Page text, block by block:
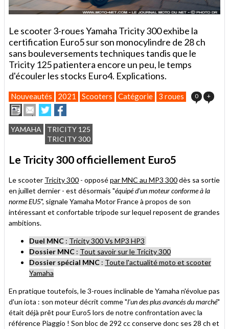
Le scooter 3-roues Yamaha Tricity 300 exhibe la
certification Euro5 sur son monocylindre de 28 ch
sans bouleversements techniques tandis que le
Tricity 125 patientera encore un peu, le temps
d'écouler les stocks Euro4. Explications.
Nouveautés 2021 Scooters Catégorie 3 roues 0 +
ImprimerEnvoyer
cet
article
à
Partager
sur
Twitter
sur
Facebook
YAMAHA
TRICITY 125
TRICITY 300
Le Tricity 300 officiellement Euro5
Le scooter Tricity 300 - opposépar MNC au MP3 300dès sa sortie
en juillet dernier - est désormais "équipé d'un moteur conforme à la
norme EU5", signale Yamaha Motor France à propos de son
intéressant et confortable tripode sur lequel reposent de grandes
ambitions.
Duel MNC : Tricity 300 Vs MP3 HP3
Dossier MNC : Tout savoir sur le Tricity 300
Dossier spécial MNC : Toute l'actualité moto et scooter
Yamaha
En pratique toutefois, le 3-roues inclinable de Yamaha n'évolue pas
d'un iota : son moteur décrit comme "l'un des plus avancés du marché"
était déjà prêt pour Euro5 lors de notre confrontation avec la
référence Piaggio ! Son bloc de 292 cc conserve donc ses 28 ch et